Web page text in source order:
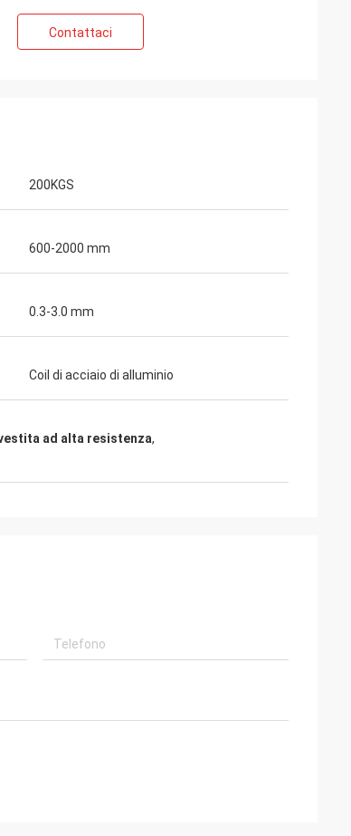
Contattaci
200KGS
600-2000 mm
0.3-3.0 mm
Coil di acciaio di alluminio
ad alta resistenza,